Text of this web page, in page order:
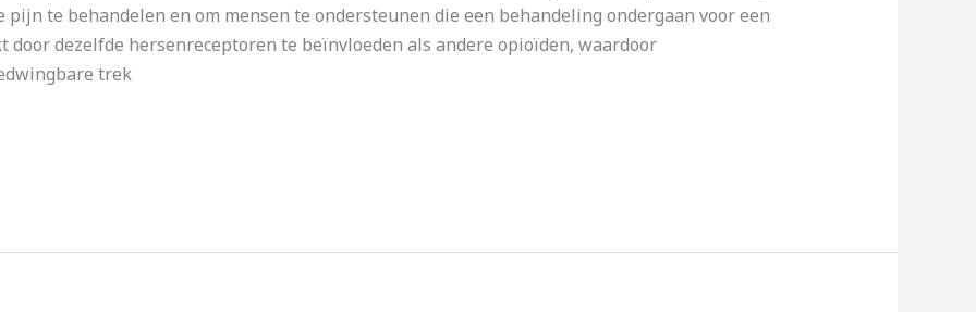
te behandelen en om mensen te ondersteunen die een behandeling ondergaan voor een
dezelfde hersenreceptoren te beïnvloeden als andere opioïden, waardoor
trek